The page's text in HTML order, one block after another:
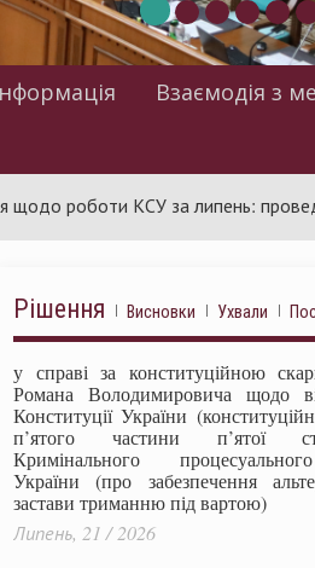
Взаємодія з
КСУ за липень: проведено 94
Рішення Висновки Ухвали
у справі за конституційною
Романа Володимировича щодо
Конституції України
п’ятого частини п’ятої
Кримінального
України (про забезпечення
застави триманню під вартою)
Липень, 21 / 2026